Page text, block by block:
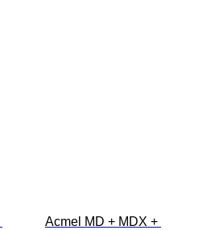
Acmel MD + MDX +